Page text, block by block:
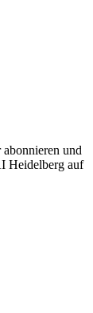
und
Heidelberg auf